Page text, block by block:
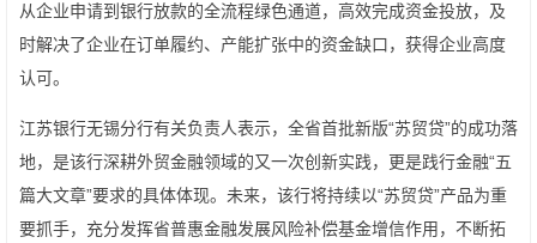
从企业申请到银行放款的全流程绿色通道，高效完成资金投放，及
时解决了企业在订单履约、产能扩张中的资金缺口，获得企业高度
认可。
江苏银行无锡分行有关负责人表示，全省首批新版“苏贸贷”的成功落
地，是该行深耕外贸金融领域的又一次创新实践，更是践行金融“五
篇大文章”要求的具体体现。未来，该行将持续以“苏贸贷”产品为重
要抓手，充分发挥省普惠金融发展风险补偿基金增信作用，不断拓